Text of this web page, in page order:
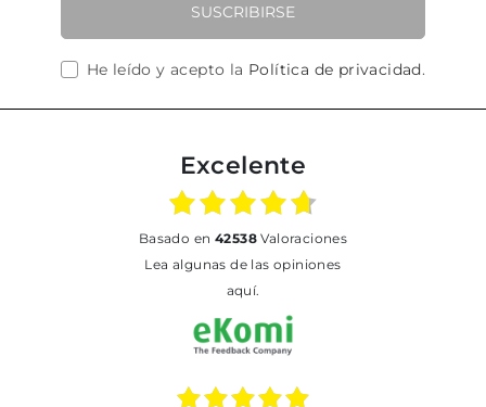
SUSCRIBIRSE
He leído y acepto la Política de privacidad.
Excelente
basado en 42538Valoraciones
Lea algunas de las opiniones
aquí.